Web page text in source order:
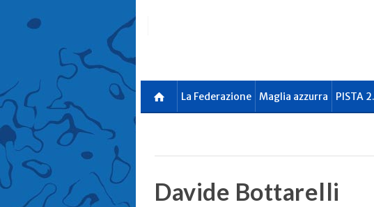
La Federazione Maglia azzurra PISTA
Davide Bottarelli